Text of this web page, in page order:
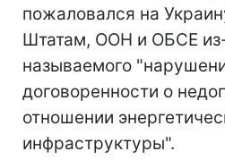
пожаловался на
Штатам, ООН и ОБСЕ
называемого
договоренности о
отношении
инфраструктуры".